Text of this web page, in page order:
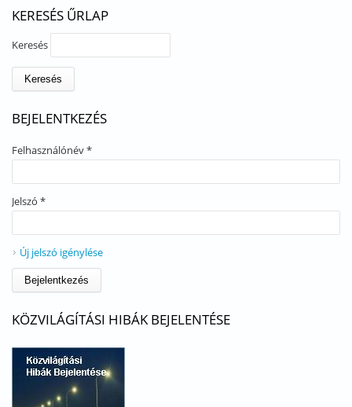
KERESÉS ŰRLAP
Keresés
BEJELENTKEZÉS
Felhasználónév*
Jelszó *
Új jelszó igénylése
KÖZVILÁGÍTÁSI HIBÁK BEJELENTÉSE